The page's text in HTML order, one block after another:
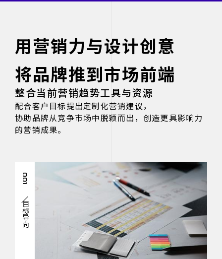
用营销力与设计创意
将品牌推到市场前端
整合当前营销趋势工具与资源
配合客户目标提出定制化营销建议，
协助品牌从竞争市场中脱颖而出，创造更具影响力
的营销成果。
001
目标导向